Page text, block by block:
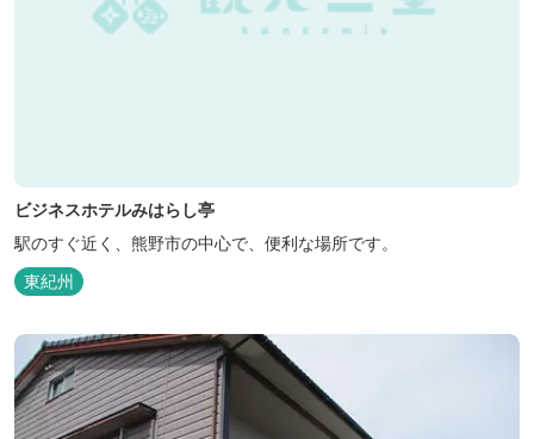
ビジネスホテルみはらし亭
駅のすぐ近く、熊野市の中心で、便利な場所です。
東紀州